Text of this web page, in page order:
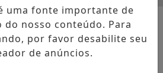
FEDERAL
condenação de
uma fonte importante de
nosso conteúdo. Para
por favor desabilite seu
de anúncios.